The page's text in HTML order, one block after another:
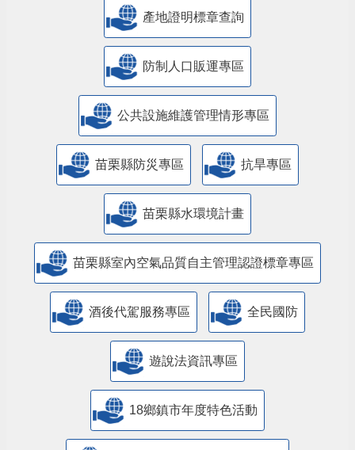
產地證明標章查詢
防制人口販運專區
​公共設施維護管理情形專區
苗栗縣防災專區 抗旱專區
苗栗縣水環境計畫
苗栗縣室內空氣品質自主管理認證標章專區
酒後代駕服務專區 全民國防
遊說法資訊專區
18鄉鎮市年度特色活動